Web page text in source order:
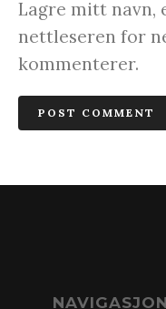
Lagre mitt navn,
nettleseren for
kommenterer.
NAVIGASJON